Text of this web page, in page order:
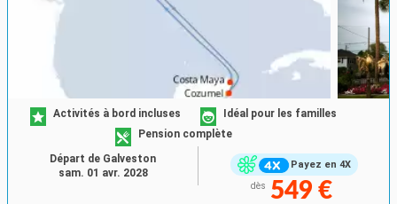
Payez en 4X
Activités à bord incluses
Idéal pour les familles
Pension complète
dès 549 €
Départ de Galveston
sam. 01 avr. 2028